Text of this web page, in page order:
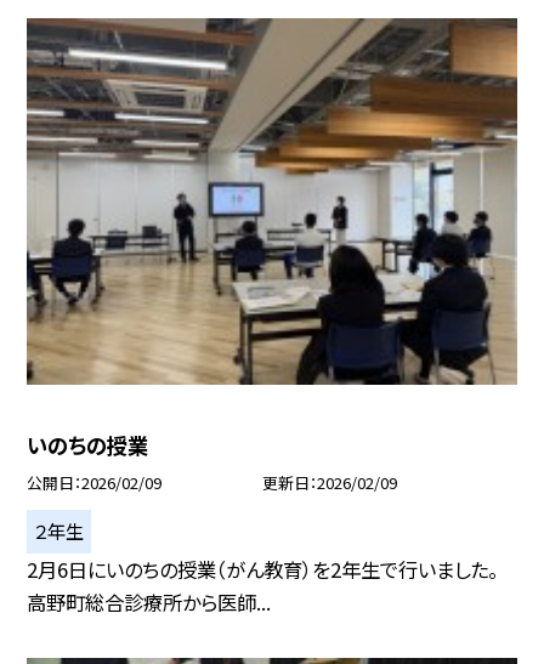
いのちの授業
公開日 2026/02/09 更新日 2026/02/09
２年生
2月6日にいのちの授業（がん教育）を2年生で行いました。
高野町総合診療所から医師...